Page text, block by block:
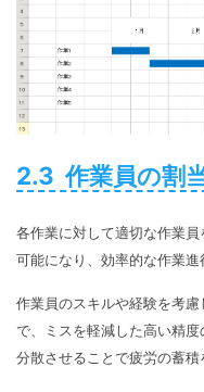
2.3 作業員の割
各作業に対して適切な作業
可能になり、効率的な作業進
作業員のスキルや経験を考
で、ミスを軽減した高い精
分散させることで疲労の蓄積